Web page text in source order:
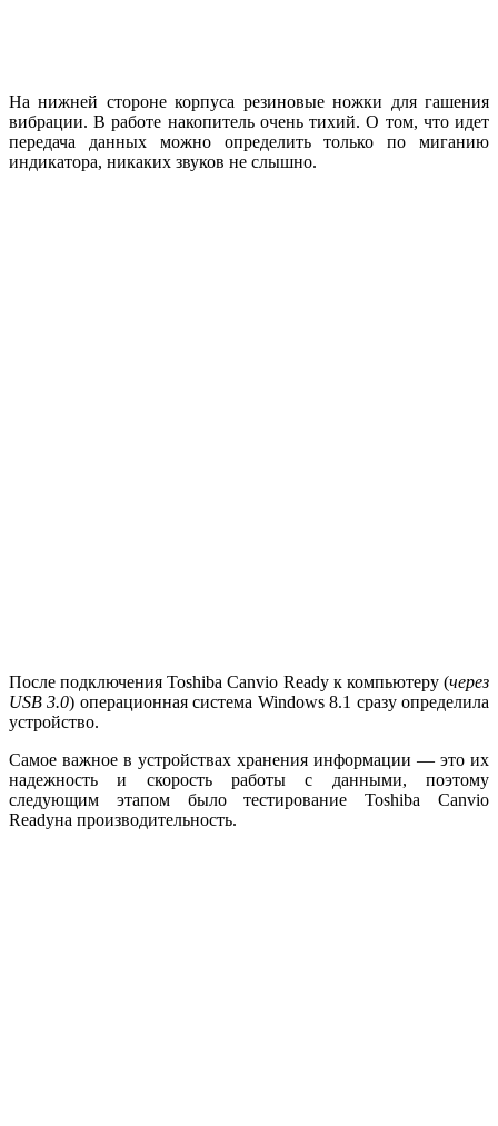
На нижней стороне корпуса резиновые ножки для гашения
вибрации. В работе накопитель очень тихий. О том, что идет
передача данных можно определить только по миганию
индикатора, никаких звуков не слышно.
После подключения Toshiba Canvio Ready к компьютеру (через
USB 3.0) операционная система Windows 8.1 сразу определила
устройство.
Самое важное в устройствах хранения информации — это их
надежность и скорость работы с данными, поэтому
следующим этапом было тестирование Toshiba Canvio
Readyна производительность.